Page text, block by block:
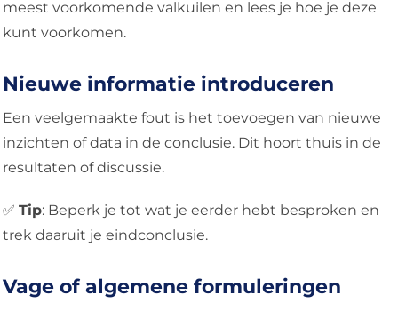
meest voorkomende valkuilen en lees je hoe je deze
kunt voorkomen.
Nieuwe informatie introduceren
Een veelgemaakte fout is het toevoegen van nieuwe
inzichten of data in de conclusie. Dit hoort thuis in de
resultaten of discussie.
✅Tip: Beperk je tot wat je eerder hebt besproken en
trek daaruit je eindconclusie.
Vage of algemene formuleringen